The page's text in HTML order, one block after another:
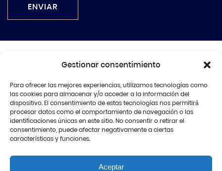
Gestionar consentimiento
Para ofrecer las mejores experiencias, utilizamos tecnologías como
las cookies para almacenar y/o acceder a la información del
dispositivo. El consentimiento de estas tecnologías nos permitirá
procesar datos como el comportamiento de navegación o las
identificaciones únicas en este sitio. No consentir o retirar el
consentimiento, puede afectar negativamente a ciertas
características y funciones.
Aceptar
ENVIAR
+34 966 97 01 00
© Perea López Stones
Todos los derechos Reservados
Términos y Condiciones